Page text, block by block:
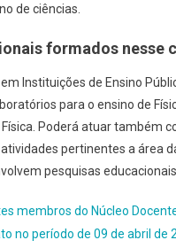
de ciências.
formados nesse
Instituições de Ensino
para o ensino de
Poderá atuar também
pertinentes a área
pesquisas educacionais.
membros do Núcleo
no período de 09 de abril de